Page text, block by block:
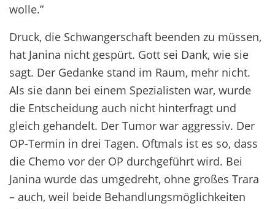
wolle.”
Druck, die Schwangerschaft beenden zu müssen,
hat Janina nicht gespürt. Gott sei Dank, wie sie
sagt. Der Gedanke stand im Raum, mehr nicht.
Als sie dann bei einem Spezialisten war, wurde
die Entscheidung auch nicht hinterfragt und
gleich gehandelt. Der Tumor war aggressiv. Der
OP-Termin in drei Tagen. Oftmals ist es so, dass
die Chemo vor der OP durchgeführt wird. Bei
Janina wurde das umgedreht, ohne großes Trara
– auch, weil beide Behandlungsmöglichkeiten